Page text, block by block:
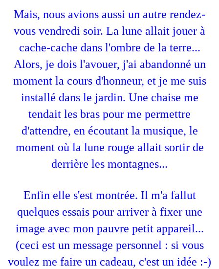
Mais, nous avions aussi un autre rendez-
vous vendredi soir. La lune allait jouer à
cache-cache dans l'ombre de la terre...
Alors, je dois l'avouer, j'ai abandonné un
moment la cours d'honneur, et je me suis
installé dans le jardin. Une chaise me
tendait les bras pour me permettre
d'attendre, en écoutant la musique, le
moment où la lune rouge allait sortir de
derrière les montagnes...
Enfin elle s'est montrée. Il m'a fallut
quelques essais pour arriver à fixer une
image avec mon pauvre petit appareil...
(ceci est un message personnel : si vous
voulez me faire un cadeau, c'est un idée :-)